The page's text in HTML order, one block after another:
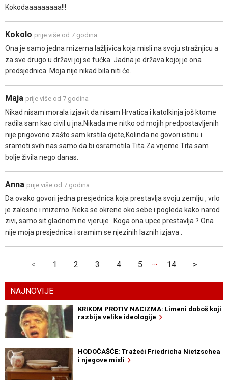
Kokodaaaaaaaaa!!!
Kokolo prije više od 7 godina
Ona je samo jedna mizerna lažljivica koja misli na svoju stražnjicu a
za sve drugo u državi joj se fućka. Jadna je država kojoj je ona
predsjednica. Moja nije nikad bila niti će.
Maja prije više od 7 godina
Nikad nisam morala izjavit da nisam Hrvatica i katolkinja još ktome
radila sam kao civil u jna.Nikada me nitko od mojih predpostavljenih
nije prigovorio zašto sam krstila djete,Kolinda ne govori istinu i
sramoti svih nas samo da bi osramotila Tita.Za vrjeme Tita sam
bolje živila nego danas.
Anna prije više od 7 godina
Da ovako govori jedna presjednica koja prestavlja svoju zemlju , vrlo
je zalosno i mizerno .Neka se okrene oko sebe i pogleda kako narod
zivi, samo sit gladnom ne vjeruje . Koga ona upce prestavlja ? Ona
nije moja presjednica i sramim se njezinih laznih izjava .
< 1 2 3 4 5 … 14 >
NAJNOVIJE
KRIKOM PROTIV NACIZMA: Limeni doboš koji
razbija velike ideologije
HODOČAŠĆE: Tražeći Friedricha Nietzschea
i njegove misli